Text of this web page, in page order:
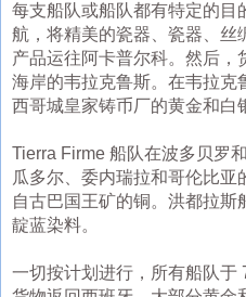
每支船队或船队都有特定的目
航，将精美的瓷器、瓷器、丝
产品运往阿卡普尔科。然后
海岸的韦拉克鲁斯。在韦拉克
西哥城皇家铸币厂的黄金和白
Tierra Firme 船队在波多贝罗
瓜多尔、委内瑞拉和哥伦比
自古巴国王矿的铜。洪都拉
靛蓝染料。
一切按计划进行，所有船队于